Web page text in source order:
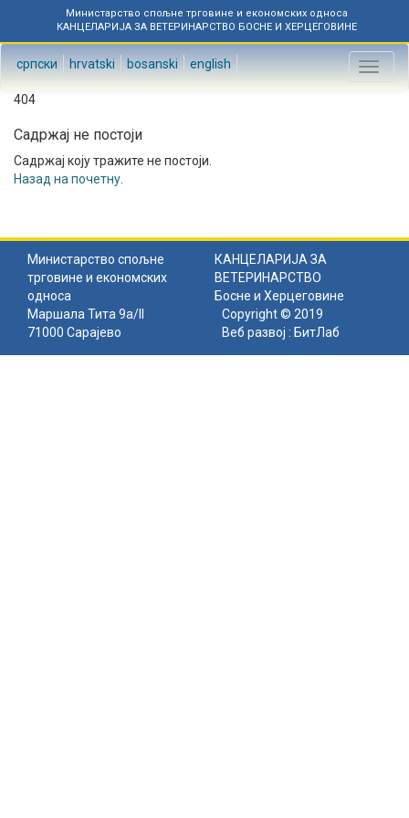
Министарство спољне трговине и економских односа
КАНЦЕЛАРИЈА ЗА ВЕТЕРИНАРСТВО БОСНЕ И ХЕРЦЕГОВИНЕ
српски hrvatski bosanski english
Toggle
404
Садржај не постоји
Садржај коју тражите не постоји.
Назад на почетну
Министарство спољне
трговине и економских
односа
КАНЦЕЛАРИЈА ЗА
ВЕТЕРИНАРСТВО
Босне и Херцеговине
Маршала Тита 9а/II
71000 Сарајево
Copyright © 2019
Веб развој : БитЛаб